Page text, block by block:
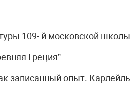
109- й московской школы
Греция”
записанный опыт. Карлейль